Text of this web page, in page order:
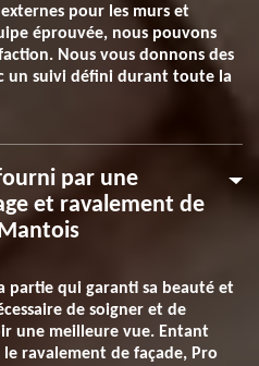
pour les murs et
éprouvée, nous pouvons
Nous vous donnons des
un suivi défini durant toute la
par une
et ravalement de
partie qui garanti sa beauté et
de soigner et de
une meilleure vue. Entant
le ravalement de façade, Pro